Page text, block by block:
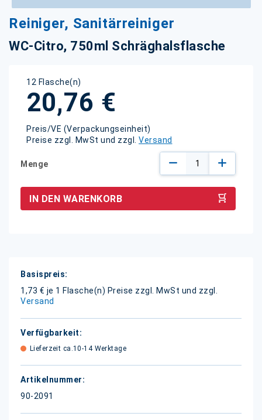
Reiniger, Sanitärreiniger
WC-Citro, 750ml Schräghalsflasche
12 Flasche(n)
20,76 €
Preis/VE (Verpackungseinheit)
Preise zzgl. MwSt und zzgl. Versand
Menge
IN DEN WARENKORB
Weitere
Informationen
1,73 € je 1 Flasche(n) Preise zzgl. MwSt und zzgl.
Versand
Lieferzeit ca.10-14 Werktage
90-2091
Anfang
der
Bildgalerie